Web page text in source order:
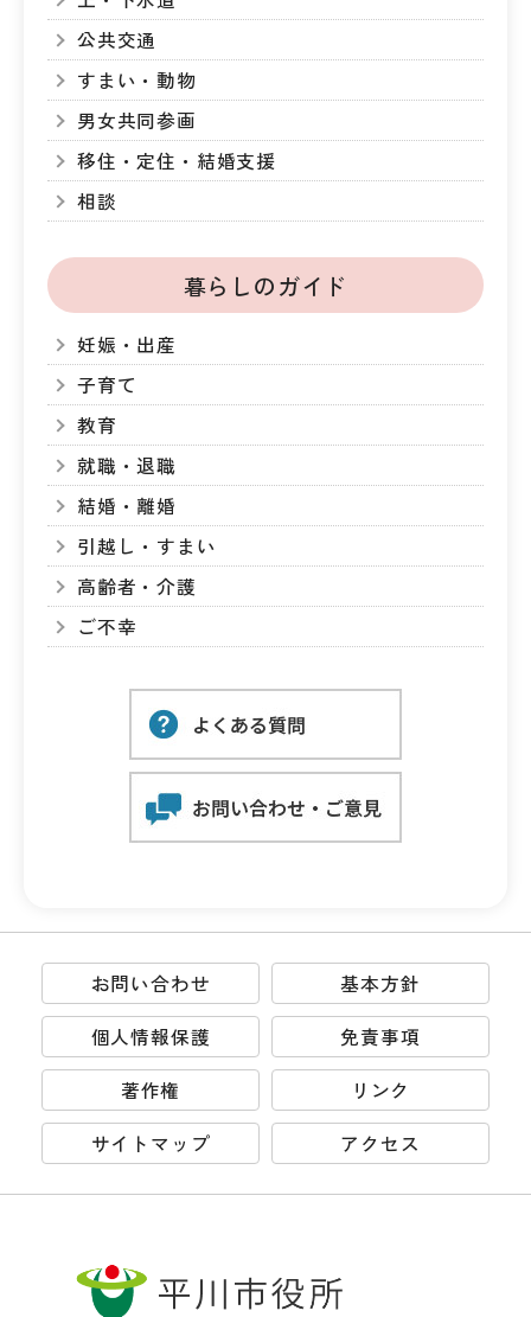
公共交通
すまい・動物
男女共同参画
移住・定住・結婚支援
相談
暮らしのガイド
妊娠・出産
子育て
教育
就職・退職
結婚・離婚
引越し・すまい
高齢者・介護
ご不幸
お問い合わせ
基本方針
個人情報保護
免責事項
著作権
リンク
サイトマップ
アクセス